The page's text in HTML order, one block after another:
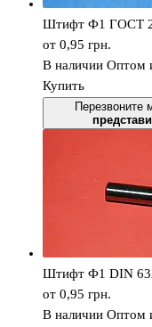
Штифт Ф1 ГОСТ
от 0,95 грн.
В наличии Оптом
Купить
Перезвоните
Штифт Ф1 DIN
от 0,95 грн.
В наличии Оптом